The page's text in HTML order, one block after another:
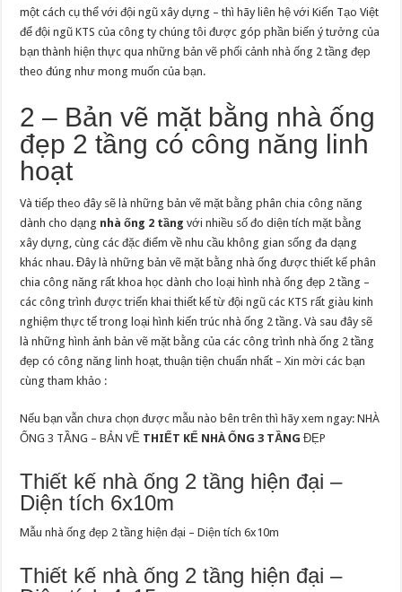
một cách cụ thể với đội ngũ xây dựng – thì hãy liên hệ với Kiến Tạo Việt
để đội ngũ KTS của công ty chúng tôi được góp phần biến ý tưởng của
bạn thành hiện thực qua những bản vẽ phối cảnh nhà ống 2 tầng đẹp
theo đúng như mong muốn của bạn.
2 – Bản vẽ mặt bằng nhà ống
đẹp 2 tầng có công năng linh
hoạt
Và tiếp theo đây sẽ là những bản vẽ mặt bằng phân chia công năng
dành cho dạng nhà ống 2 tầng với nhiều số đo diện tích mặt bằng
xây dựng, cùng các đặc điểm về nhu cầu không gian sống đa dạng
khác nhau. Đây là những bản vẽ mặt bằng nhà ống được thiết kế phân
chia công năng rất khoa học dành cho loại hình nhà ống đẹp 2 tầng –
các công trình được triển khai thiết kế từ đội ngũ các KTS rất giàu kinh
nghiệm thực tế trong loại hình kiến trúc nhà ống 2 tầng. Và sau đây sẽ
là những hình ảnh bản vẽ mặt bằng của các công trình nhà ống 2 tầng
đẹp có công năng linh hoạt, thuận tiện chuẩn nhất – Xin mời các bạn
cùng tham khảo :
Nếu bạn vẫn chưa chọn được mẫu nào bên trên thì hãy xem ngay: NHÀ
ỐNG 3 TẦNG – BẢN VẼ THIẾT KẾ NHÀ ỐNG 3 TẦNG ĐẸP
Thiết kế nhà ống 2 tầng hiện đại –
Diện tích 6x10m
Mẫu nhà ống đẹp 2 tầng hiện đại – Diện tích 6x10m
Thiết kế nhà ống 2 tầng hiện đại –